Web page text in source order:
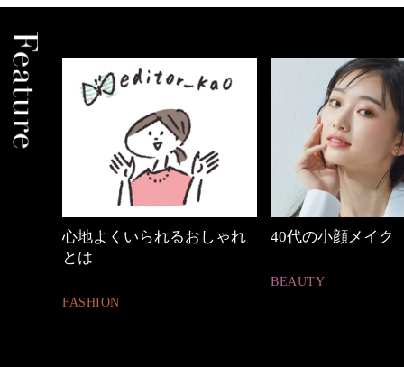
40代の小顔メイク 働く女性のバッグ
FASHION